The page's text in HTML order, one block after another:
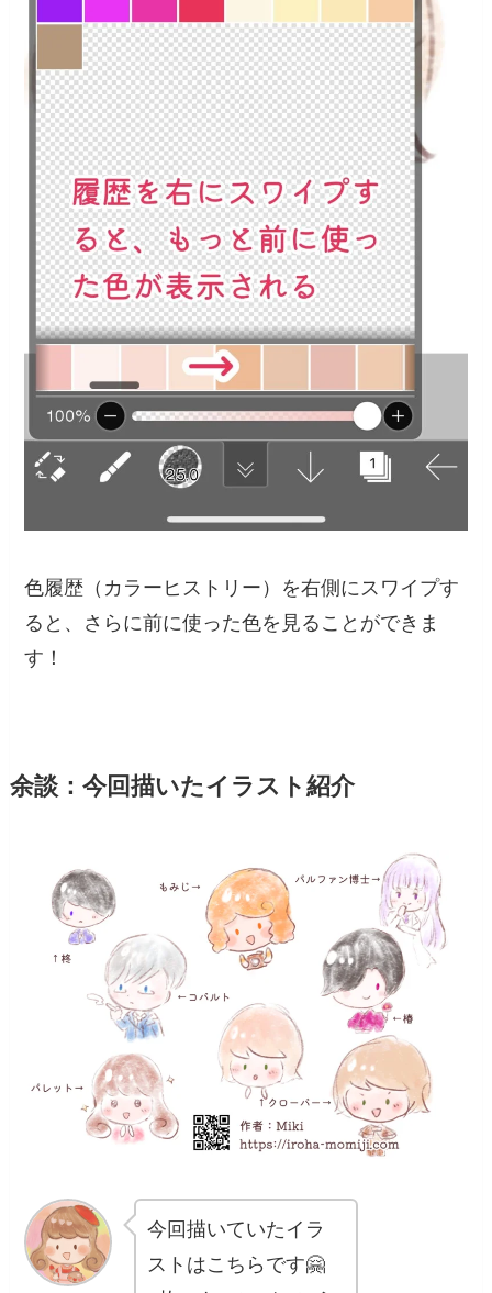
色履歴（カラーヒストリー）を右側にスワイプす
ると、さらに前に使った色を見ることができま
す！
余談：今回描いたイラスト紹介
今回描いていたイラ
ストはこちらです🤗